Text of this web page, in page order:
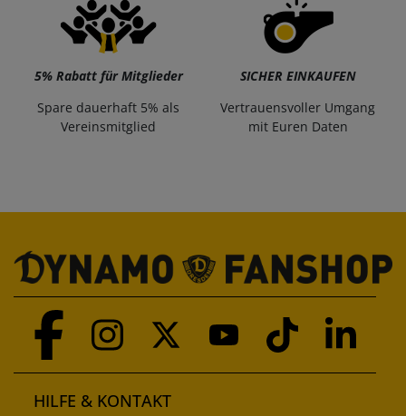
5% Rabatt für Mitglieder
Spare dauerhaft 5% als
Vereinsmitglied
SICHER EINKAUFEN
Vertrauensvoller Umgang
mit Euren Daten
HILFE & KONTAKT